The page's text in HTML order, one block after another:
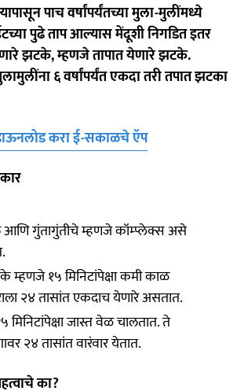
पाच वर्षांपर्यंतच्या मुला-मुलींमध्ये
पुढे ताप आल्यास मेंदूशी निगडित इतर
झटके, म्हणजे तापात येणारे झटके.
६ वर्षांपर्यंत एकदा तरी तपात झटका
डाऊनलोड करा ई-सकाळचे ऍप
गुंतागुंतीचे म्हणजे कॉम्प्लेक्स असे
म्हणजे १५ मिनिटांपेक्षा कमी काळ
२४ तासांत एकदाच येणारे असतात.
जास्त वेळ चालतात. ते
२४ तासांत वारंवार येतात.
का?